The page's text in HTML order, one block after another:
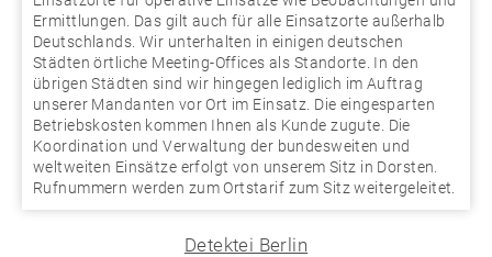
Ermittlungen. Das gilt auch für alle Einsatzorte außerhalb
Deutschlands. Wir unterhalten in einigen deutschen
Städten örtliche Meeting-Offices als Standorte. In den
übrigen Städten sind wir hingegen lediglich im Auftrag
unserer Mandanten vor Ort im Einsatz. Die eingesparten
Betriebskosten kommen Ihnen als Kunde zugute. Die
Koordination und Verwaltung der bundesweiten und
weltweiten Einsätze erfolgt von unserem Sitz in Dorsten.
Rufnummern werden zum Ortstarif zum Sitz weitergeleitet.
Detektei Berlin